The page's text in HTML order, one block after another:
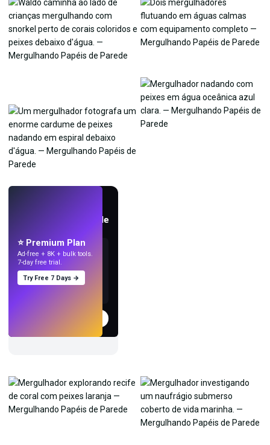
Crie papéis de parede
Experimentar
⭐ Premium Plan
Ad-free + 8K + bulk tools.
7-day free trial.
Try Free 7 Days →